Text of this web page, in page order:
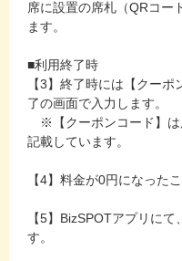
席に設置の席札（QRコー
ます。
■利用終了時
【3】終了時には【クー
了の画面で入力します。
※【クーポンコード】は
記載しています。
【4】料金が0円になった
【5】BizSPOTアプリに
す。